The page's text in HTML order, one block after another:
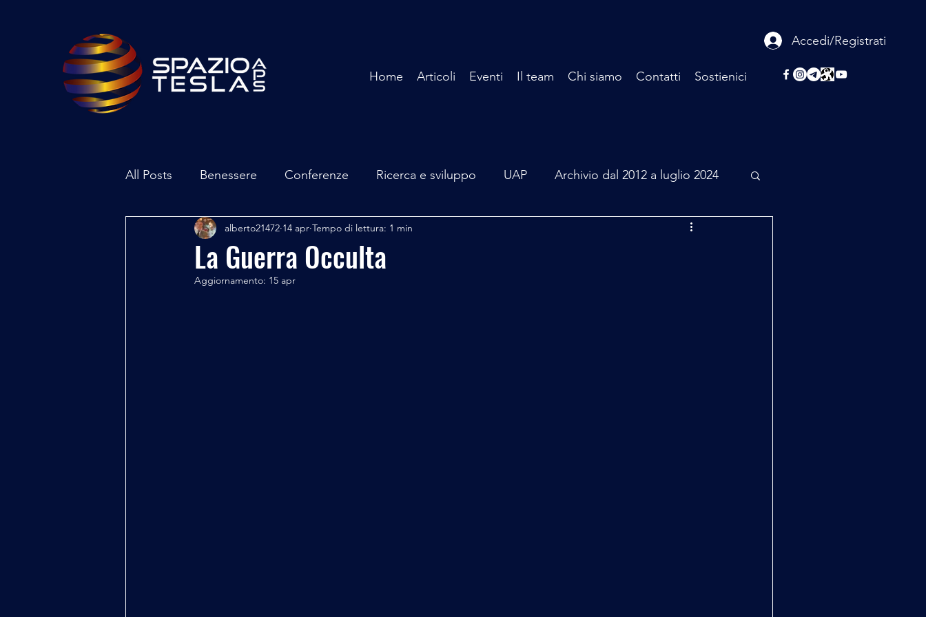
Accedi/Registrati
Home Articoli Eventi Il team Chi siamo Contatti Sostienici
All Posts Benessere Conferenze Ricerca e sviluppo UAP Archivio dal 2012 a luglio 2024
Ambiente Inchieste - Interviste Mare Mediterraneo
Archeoastronomia Attualità
La Guerra Occulta
alberto21472 14 apr Tempo di lettura: 1 min
Aggiornamento: 15 apr